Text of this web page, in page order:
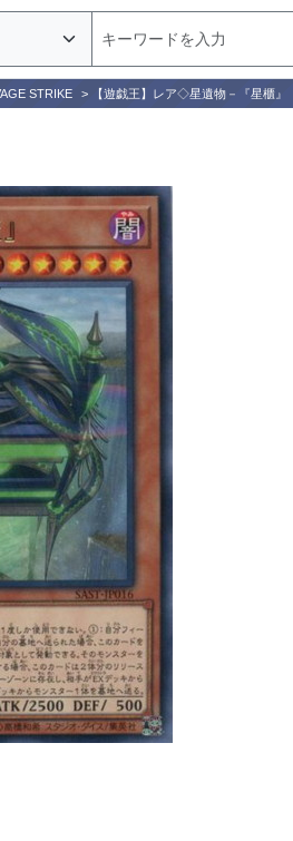
STRIKE > 【遊戯王】レア◇星遺物－『星櫃』